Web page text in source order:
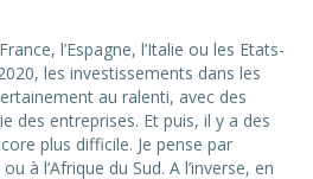
l’Espagne, l’Italie ou les Etats-
les investissements dans les
au ralenti, avec des
des entreprises. Et puis, il y a des
plus difficile. Je pense par
à l’Afrique du Sud. A l’inverse, en